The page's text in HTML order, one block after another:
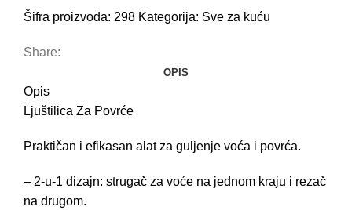
Šifra proizvoda: 298 Kategorija: Sve za kuću
Share:
OPIS
Opis
Ljuštilica Za Povrće
Praktičan i efikasan alat za guljenje voća i povrća.
– 2-u-1 dizajn: strugač za voće na jednom kraju i rezač
na drugom.